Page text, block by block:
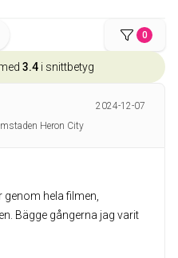
0
3.4 i snittbetyg
2024-12-07
Heron City
hela filmen,
Bägge gångerna jag varit